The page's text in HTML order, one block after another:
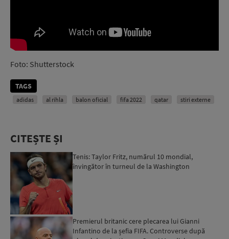
Foto: Shutterstock
TAGS
adidas al rihla balon oficial fifa 2022 qatar stiri externe
CITEȘTE ȘI
Tenis: Taylor Fritz, numărul 10 mondial,
învingător în turneul de la Washington
Premierul britanic cere plecarea lui Gianni
Infantino de la șefia FIFA. Controverse după